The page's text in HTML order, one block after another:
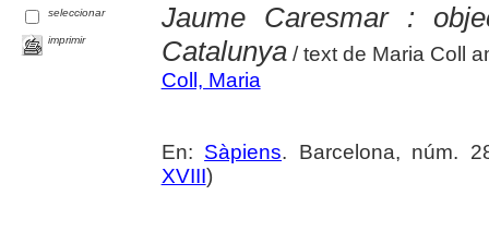
seleccionar
imprimir
Jaume Caresmar :
Catalunya/ text de Maria Coll
Coll, Maria
En: Sàpiens. Barcelona, núm.
XVIII)